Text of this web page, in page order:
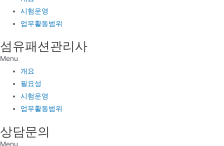
시험운영
업무활동범위
섬유패션관리사
Menu
개요
필요성
시험운영
업무활동범위
상담문의
Menu